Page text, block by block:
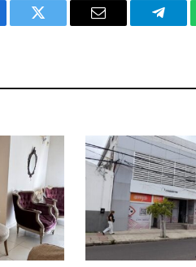
Twitter Email